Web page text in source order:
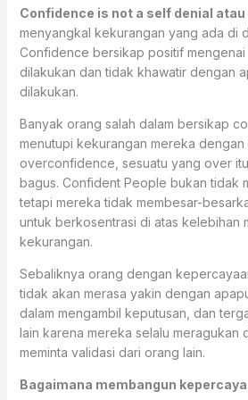
Confidence is not a self denial atau
menyangkal kekurangan yang ada di
Confidence bersikap positif
dilakukan dan tidak khawatir dengan
dilakukan.
Banyak orang salah dalam bersikap
menutupi kekurangan mereka dengan
overconfidence, sesuatu yang over
bagus. Confident People bukan tidak
tetapi mereka tidak membesar-
untuk berkosentrasi di atas kelebihan
kekurangan.
Sebaliknya orang dengan
tidak akan merasa yakin dengan
dalam mengambil keputusan, dan
lain karena mereka selalu meragukan
meminta validasi dari orang lain.
Bagaimana membangun